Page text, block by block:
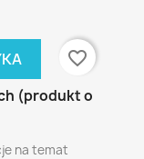
favorite_border
(produkt o
na temat